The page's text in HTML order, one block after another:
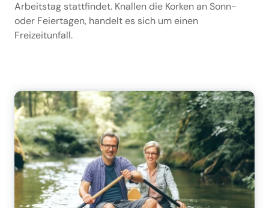
Arbeitstag stattfindet. Knallen die Korken an Sonn-
oder Feiertagen, handelt es sich um einen
Freizeitunfall.